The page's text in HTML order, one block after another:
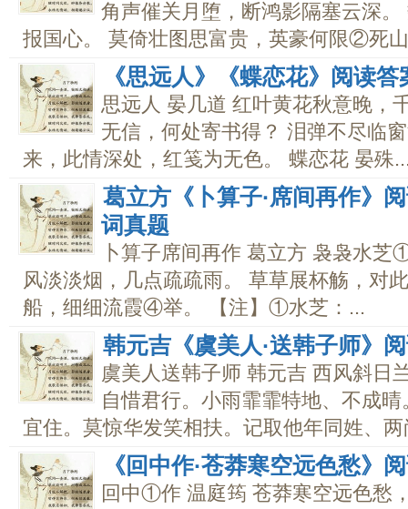
角声催关月堕，断鸿影隔塞云深
报国心。 莫倚壮图思富贵，英豪何限②死
《思远人》《蝶恋花》阅读答
思远人 晏几道 红叶黄花秋意晚，
无信，何处寄书得？ 泪弹不尽临
来，此情深处，红笺为无色。 蝶恋花 晏殊
葛立方《卜算子·席间再作》
词真题
卜算子席间再作 葛立方 袅袅水
风淡淡烟，几点疏疏雨。 草草展杯觞，对
船，细细流霞④举。 【注】①水芝：...
韩元吉《虞美人·送韩子师》
虞美人送韩子师 韩元吉 西风斜日
自惜君行。小雨霏霏特地、不成
宜住。莫惊华发笑相扶。记取他年同姓、两
《回中作·苍莽寒空远色愁》
回中①作 温庭筠 苍莽寒空远色愁